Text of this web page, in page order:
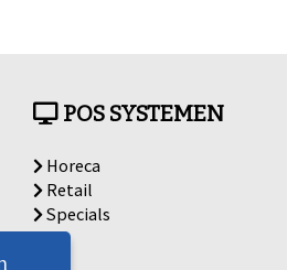
POS SYSTEMEN
Horeca
Retail
Specials